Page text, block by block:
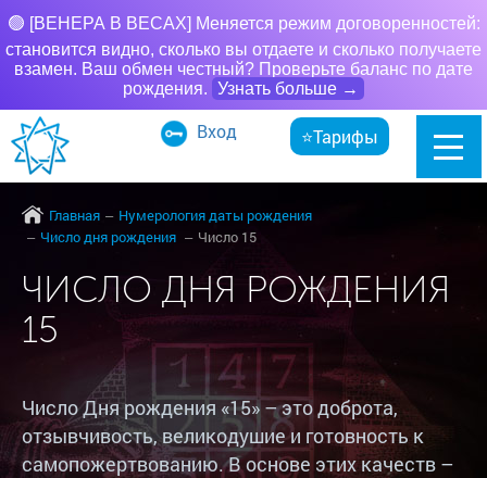
🟢 [ВЕНЕРА В ВЕСАХ] Меняется режим договоренностей:
становится видно, сколько вы отдаете и сколько получаете
взамен. Ваш обмен честный? Проверьте баланс по дате
рождения. Узнать больше →
Вход ⭐Тарифы
Главная
Нумерология даты рождения
Число дня рождения
Число 15
ЧИСЛО ДНЯ РОЖДЕНИЯ
15
Число Дня рождения «15» – это доброта,
отзывчивость, великодушие и готовность к
самопожертвованию. В основе этих качеств –